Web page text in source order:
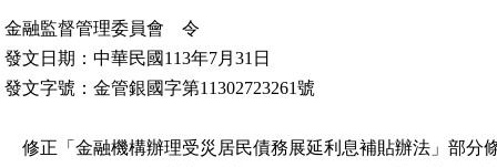
金融監督管理委員會 令
發文日期：中華民國113年7月31日
發文字號：金管銀國字第11302723261號
修正「金融機構辦理受災居民債務展延利息補貼辦法」部分